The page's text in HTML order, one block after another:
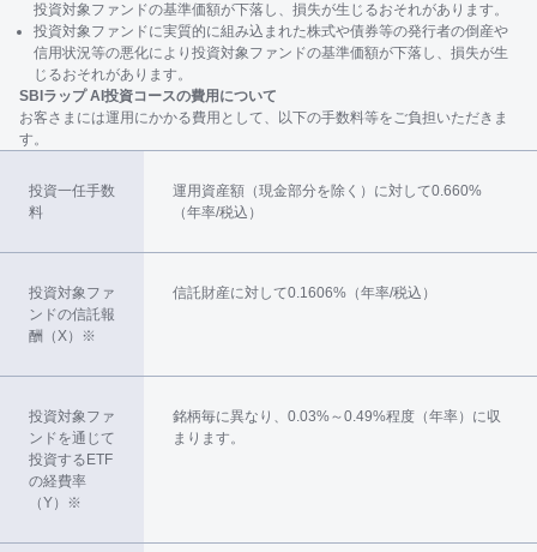
投資対象ファンドの基準価額が下落し、損失が生じるおそれがあります。
投資対象ファンドに実質的に組み込まれた株式や債券等の発行者の倒産や
信用状況等の悪化により投資対象ファンドの基準価額が下落し、損失が生
じるおそれがあります。
SBIラップ AI投資コースの費用について
お客さまには運用にかかる費用として、以下の手数料等をご負担いただきま
す。
投資一任手数
料
運用資産額（現金部分を除く）に対して0.660%
（年率/税込）
投資対象ファ
ンドの信託報
酬（X）※
信託財産に対して0.1606%（年率/税込）
投資対象ファ
ンドを通じて
投資するETF
の経費率
（Y）※
銘柄毎に異なり、0.03%～0.49%程度（年率）に収
まります。